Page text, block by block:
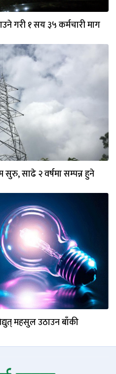
गरी १ सय ३५ कर्मचारी माग
साढे २ वर्षमा सम्पन्न हुने
महसुल उठाउन बाँकी